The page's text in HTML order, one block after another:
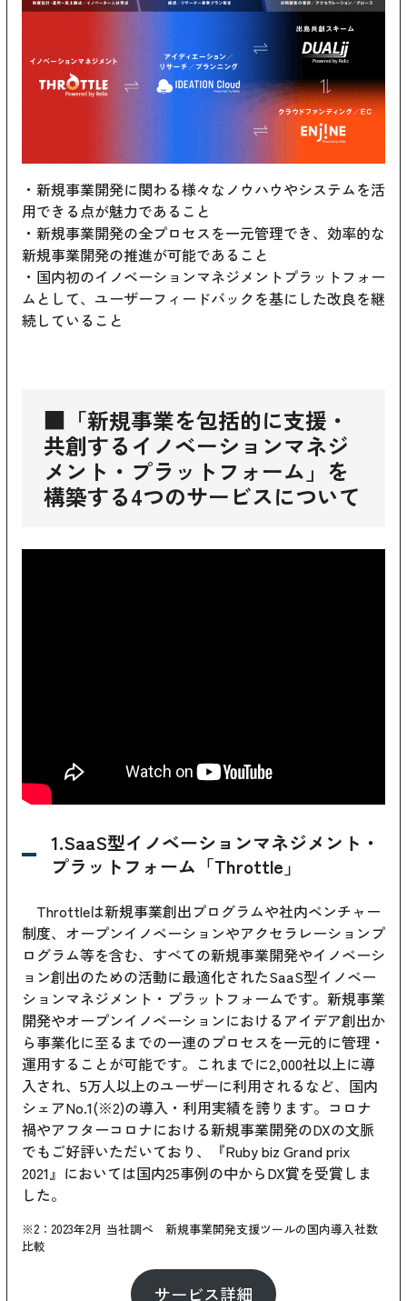
・新規事業開発に関わる様々なノウハウやシステムを活
用できる点が魅力であること
・新規事業開発の全プロセスを一元管理でき、効率的な
新規事業開発の推進が可能であること
・国内初のイノベーションマネジメントプラットフォー
ムとして、ユーザーフィードバックを基にした改良を継
続していること
■「新規事業を包括的に支援・
共創するイノベーションマネジ
メント・プラットフォーム」を
構築する4つのサービスについて
1.SaaS型イノベーションマネジメント・
プラットフォーム「Throttle」
Throttleは新規事業創出プログラムや社内ベンチャー
制度、オープンイノベーションやアクセラレーションプ
ログラム等を含む、すべての新規事業開発やイノベーシ
ョン創出のための活動に最適化されたSaaS型イノベー
ションマネジメント・プラットフォームです。新規事業
開発やオープンイノベーションにおけるアイデア創出か
ら事業化に至るまでの一連のプロセスを一元的に管理・
運用することが可能です。これまでに2,000社以上に導
入され、5万人以上のユーザーに利用されるなど、国内
シェアNo.1(※2)の導入・利用実績を誇ります。コロナ
禍やアフターコロナにおける新規事業開発のDXの文脈
でもご好評いただいており、『Ruby biz Grand prix
2021』においては国内25事例の中からDX賞を受賞しま
した。
※2：2023年2月 当社調べ 新規事業開発支援ツールの国内導入社数
比較
サービス詳細